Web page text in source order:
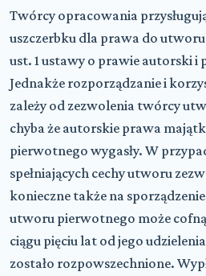
Twórcy opracowania
uszczerbku dla prawa do
ust. 1 ustawy o prawie autorski
Jednakże rozporządzanie i
zależy od zezwolenia twórcy
chyba że autorskie prawa
pierwotnego wygasły. W
spełniających cechy utworu
konieczne także na
utworu pierwotnego może
ciągu pięciu lat od jego
zostało rozpowszechnione.